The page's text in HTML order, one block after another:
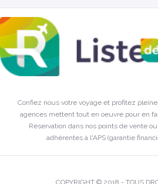
Confiez nous votre voyage et profitez
agences mettent tout en oeuvre pour en
Réservation dans nos points de vente
adhérentes à l'APS (garantie
COPYRIGHT © 2018 - TOUS